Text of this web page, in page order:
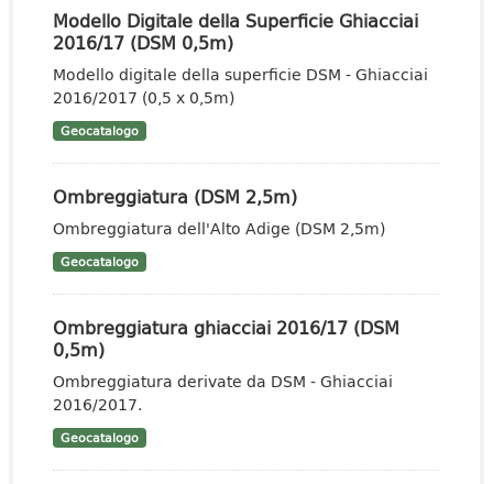
Modello Digitale della Superficie Ghiacciai
2016/17 (DSM 0,5m)
Modello digitale della superficie DSM - Ghiacciai
2016/2017 (0,5 x 0,5m)
Geocatalogo
Ombreggiatura (DSM 2,5m)
Ombreggiatura dell'Alto Adige (DSM 2,5m)
Geocatalogo
Ombreggiatura ghiacciai 2016/17 (DSM
0,5m)
Ombreggiatura derivate da DSM - Ghiacciai
2016/2017.
Geocatalogo